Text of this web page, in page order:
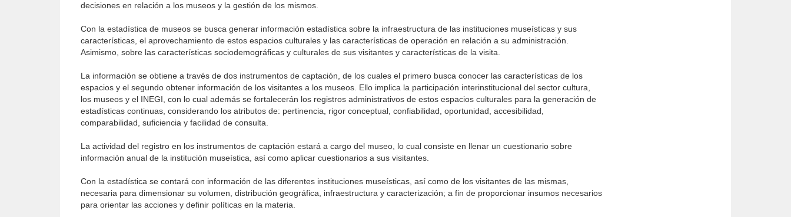
decisiones en relación a los museos y la gestión de los mismos.
Con la estadística de museos se busca generar información estadística sobre la infraestructura de las instituciones museísticas y sus
características, el aprovechamiento de estos espacios culturales y las características de operación en relación a su administración.
Asimismo, sobre las características sociodemográficas y culturales de sus visitantes y características de la visita.
La información se obtiene a través de dos instrumentos de captación, de los cuales el primero busca conocer las características de los
espacios y el segundo obtener información de los visitantes a los museos. Ello implica la participación interinstitucional del sector cultura,
los museos y el INEGI, con lo cual además se fortalecerán los registros administrativos de estos espacios culturales para la generación de
estadísticas continuas, considerando los atributos de: pertinencia, rigor conceptual, confiabilidad, oportunidad, accesibilidad,
comparabilidad, suficiencia y facilidad de consulta.
La actividad del registro en los instrumentos de captación estará a cargo del museo, lo cual consiste en llenar un cuestionario sobre
información anual de la institución museística, así como aplicar cuestionarios a sus visitantes.
Con la estadística se contará con información de las diferentes instituciones museísticas, así como de los visitantes de las mismas,
necesaria para dimensionar su volumen, distribución geográfica, infraestructura y caracterización; a fin de proporcionar insumos necesarios
para orientar las acciones y definir políticas en la materia.